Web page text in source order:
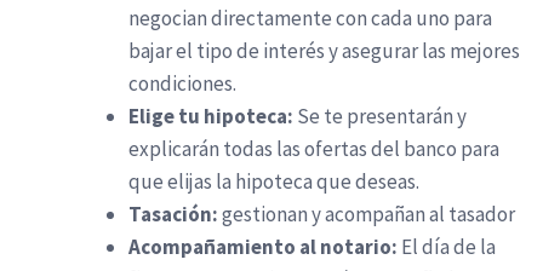
negocian directamente con cada uno para
bajar el tipo de interés y asegurar las mejores
condiciones.
Elige tu hipoteca: Se te presentarán y
explicarán todas las ofertas del banco para
que elijas la hipoteca que deseas.
Tasación:gestionan y acompañan al tasador
Acompañamiento al notario: El día de la